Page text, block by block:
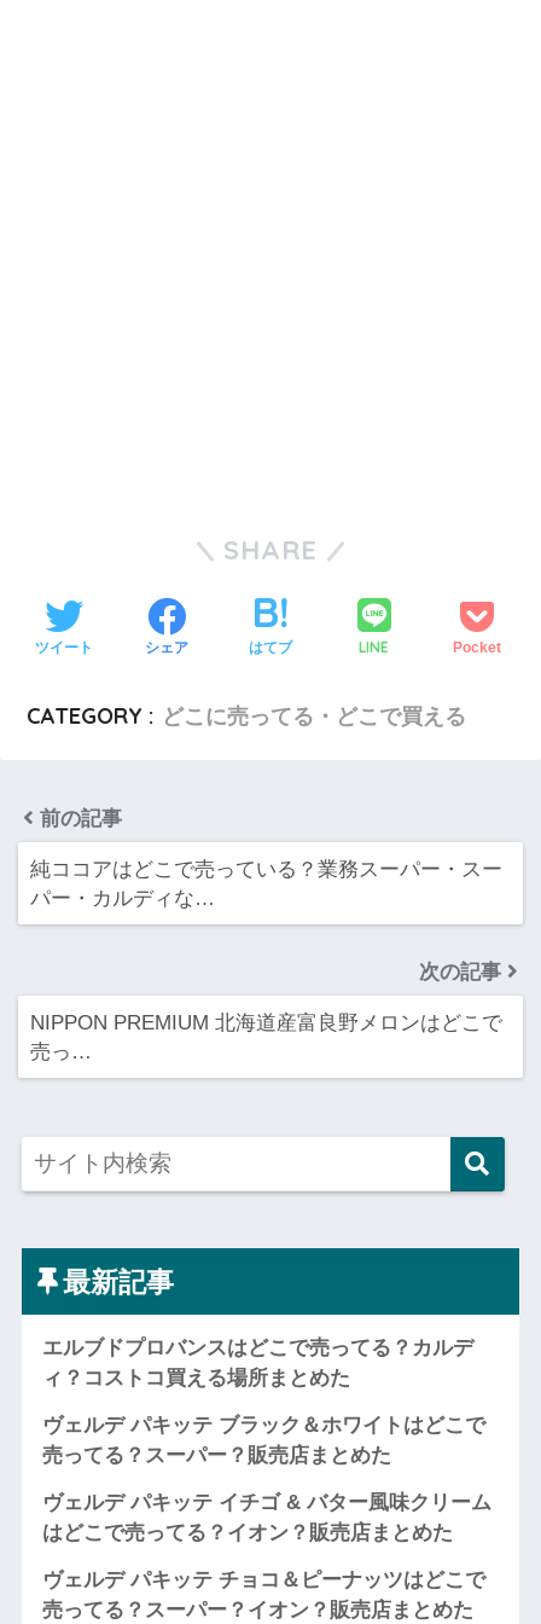
SHARE
ツイート シェア はてブ LINE Pocket
CATEGORY : どこに売ってる・どこで買える
前の記事
純ココアはどこで売っている？業務スーパー・スー
パー・カルディな…
次の記事
NIPPON PREMIUM 北海道産富良野メロンはどこで
売っ…
最新記事
エルブドプロバンスはどこで売ってる？カルデ
ィ？コストコ買える場所まとめた
ヴェルデ パキッテ ブラック＆ホワイトはどこで
売ってる？スーパー？販売店まとめた
ヴェルデ パキッテ イチゴ & バター風味クリーム
はどこで売ってる？イオン？販売店まとめた
ヴェルデ パキッテ チョコ＆ピーナッツはどこで
売ってる？スーパー？イオン？販売店まとめた